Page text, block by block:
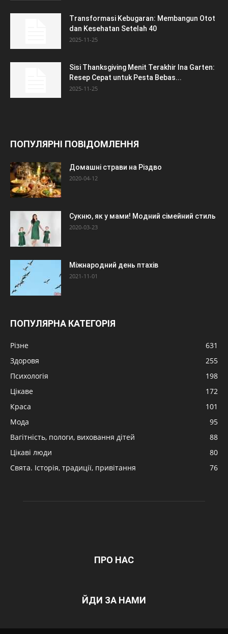
Transformasi Kebugaran: Membangun Otot
dan Kesehatan Setelah 40
2025-11-25
Sisi Thanksgiving Menit Terakhir Ina Garten:
Resep Cepat untuk Pesta Bebas...
2025-11-25
ПОПУЛЯРНІ ПОВІДОМЛЕННЯ
Домашні страви на Різдво
2020-04-12
Сукню, як у мами! Модний сімейний стиль
2020-03-23
Міжнародний день птахів
2021-11-01
ПОПУЛЯРНА КАТЕГОРІЯ
Різне
631
Здоровя
255
Психологія
198
Цікаве
172
Краса
101
Мода
95
Вагітність, пологи, виховання дітей
88
Цікаві люди
80
Свята. Історія, традиції, привітання
76
ПРО НАС
ЙДИ ЗА НАМИ